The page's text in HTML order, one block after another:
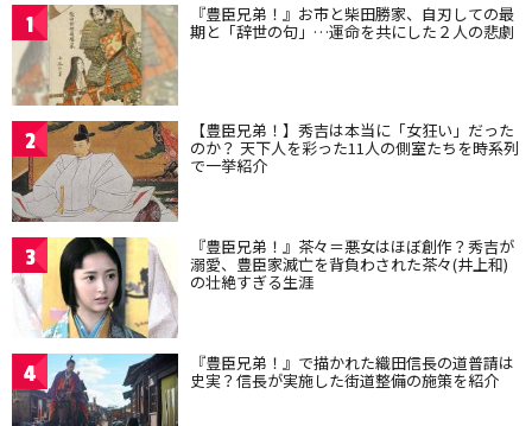
1 『豊臣兄弟！』お市と柴田勝家、自刃しての最
期と「辞世の句」…運命を共にした２人の悲劇
2 【豊臣兄弟！】秀吉は本当に「女狂い」だった
のか？ 天下人を彩った11人の側室たちを時系列
で一挙紹介
3 『豊臣兄弟！』茶々＝悪女はほぼ創作？秀吉が
溺愛、豊臣家滅亡を背負わされた茶々(井上和)
の壮絶すぎる生涯
4 『豊臣兄弟！』で描かれた織田信長の道普請は
史実？信長が実施した街道整備の施策を紹介